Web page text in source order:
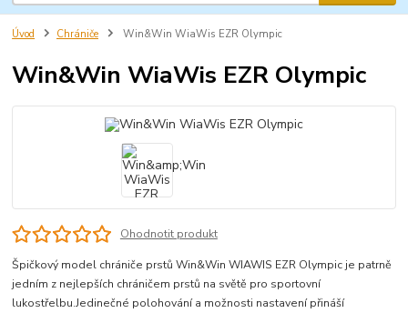
Úvod Chrániče Win&Win WiaWis EZR Olympic
Win&Win WiaWis EZR Olympic
Ohodnotit produkt
Špičkový model chrániče prstů Win&Win WIAWIS EZR Olympic je patrně
jedním z nejlepších chráničem prstů na světě pro sportovní
lukostřelbu.Jedinečné polohování a možnosti nastavení přináší